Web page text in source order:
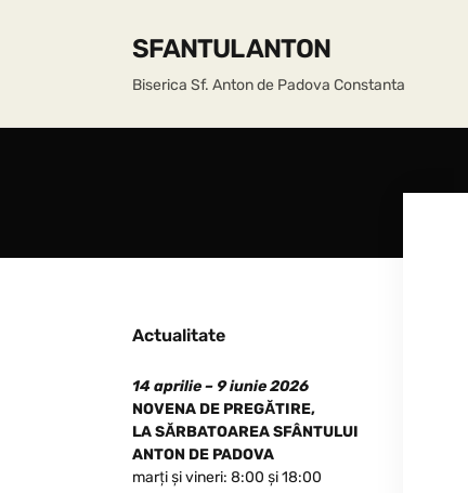
SFANTUL ANTON
Biserica Sf. Anton de Padova Constanta
Actualitate
14 aprilie – 9 iunie 2026
NOVENA DE PREGĂTIRE,
LA SĂRBATOAREA SFÂNTULUI
ANTON DE PADOVA
marți și vineri: 8:00 și 18:00